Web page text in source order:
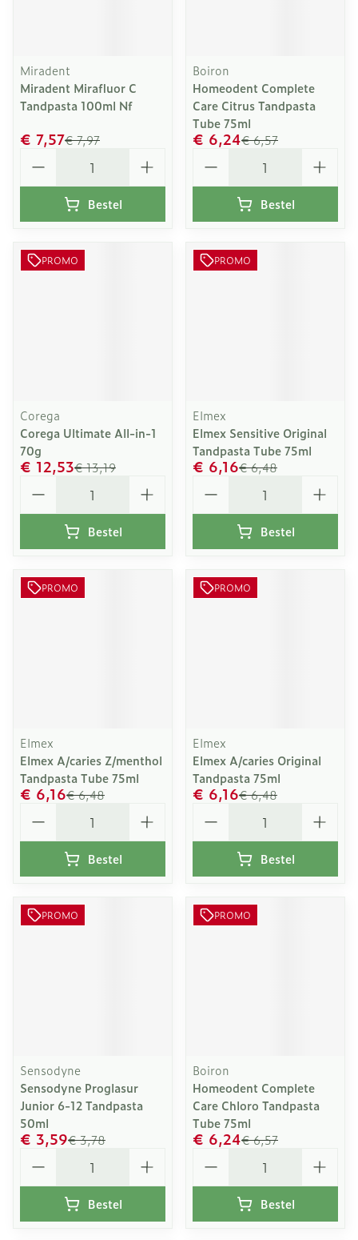
Miradent
Miradent Mirafluor C
Tandpasta 100ml Nf
€ 7,97
€ 7,57
Bestel
Boiron
Homeodent Complete
Care Citrus Tandpasta
Tube 75ml
€ 6,57
€ 6,24
Bestel
PROMO
Corega
Corega Ultimate All-in-1
70g
€ 13,19
€ 12,53
Bestel
PROMO
Elmex
Elmex Sensitive Original
Tandpasta Tube 75ml
€ 6,48
€ 6,16
Bestel
PROMO
Elmex
Elmex A/caries Z/menthol
Tandpasta Tube 75ml
€ 6,48
€ 6,16
Bestel
PROMO
Elmex
Elmex A/caries Original
Tandpasta 75ml
€ 6,48
€ 6,16
Bestel
PROMO
Sensodyne
Sensodyne Proglasur
Junior 6-12 Tandpasta
50ml
€ 3,78
€ 3,59
Bestel
PROMO
Boiron
Homeodent Complete
Care Chloro Tandpasta
Tube 75ml
€ 6,57
€ 6,24
Bestel